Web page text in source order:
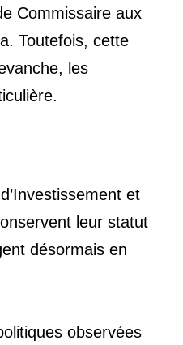
Commissaire aux
Toutefois, cette
les
et
leur statut
désormais en
observées